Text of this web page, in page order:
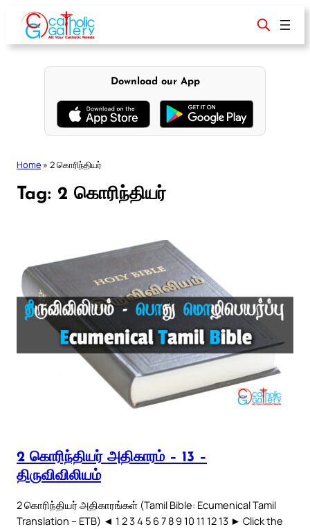
content
Download our App
Home » 2 கொரிந்தியர்
Tag: 2 கொரிந்தியர்
2 கொரிந்தியர் அதிகாரம் – 13 –
திருவிவிலியம்
2 கொரிந்தியர் அதிகாரங்கள் (Tamil Bible: Ecumenical Tamil
Translation – ETB) ◄ 1 2 3 4 5 6 7 8 9 10 11 12 13 ► Click the